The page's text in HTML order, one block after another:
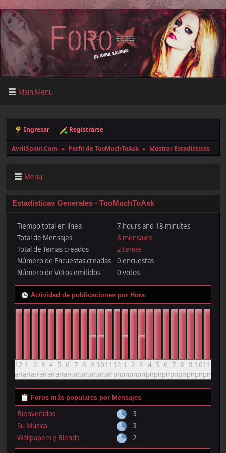
Main Menu
Ingresar Registrarse
AvrilSpain.Com ► Perfil de TooMuchToAsk ► Mostrar Estadísticas
Menu
Estadísticas Generales - TooMuchToAsk
Tiempo total en línea
7 hours and 18 minutes
Total de Mensajes
8 mensajes
Total de Temas creados
2 temas
Número de Encuestas creadas
0 encuestas
Número de Votos emitidos
0 votos
Actividad de publicaciones por Hora
12
am
1
am
2
am
3
am
4
am
5
am
6
am
7
am
8
am
9
am
10
am
11
am
12
pm
1
pm
2
pm
3
pm
4
pm
5
pm
6
pm
7
pm
8
pm
9
pm
10
pm
11
pm
Foros más populares por Mensajes
Bienvenidos
3
Su Música
3
Wallpapers y Blends
2